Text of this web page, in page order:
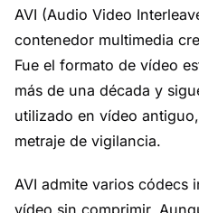
AVI (Audio Video
contenedor multimedia
Fue el formato de vídeo
más de una década y
utilizado en vídeo
metraje de vigilancia.
AVI admite varios códecs
vídeo sin comprimir.